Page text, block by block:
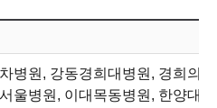
병원, 강동경희대병원, 경희의
울병원, 이대목동병원, 한양대